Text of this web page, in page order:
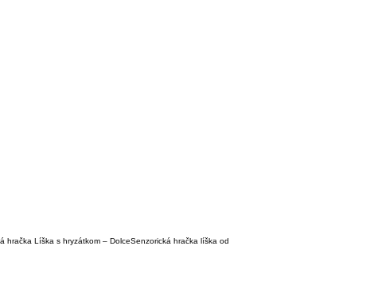
hračka Líška s hryzátkom – DolceSenzorická hračka líška od